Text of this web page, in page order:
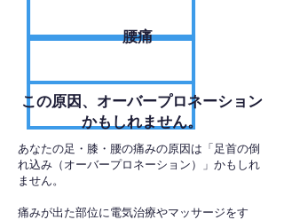
腰痛
​この原因、オーバープロネーション
かもしれません。
あなたの足・膝・腰の痛みの原因は「足首の倒
れ込み（オーバープロネーション）」かもしれ
ません。
痛みが出た部位に電気治療やマッサージをす